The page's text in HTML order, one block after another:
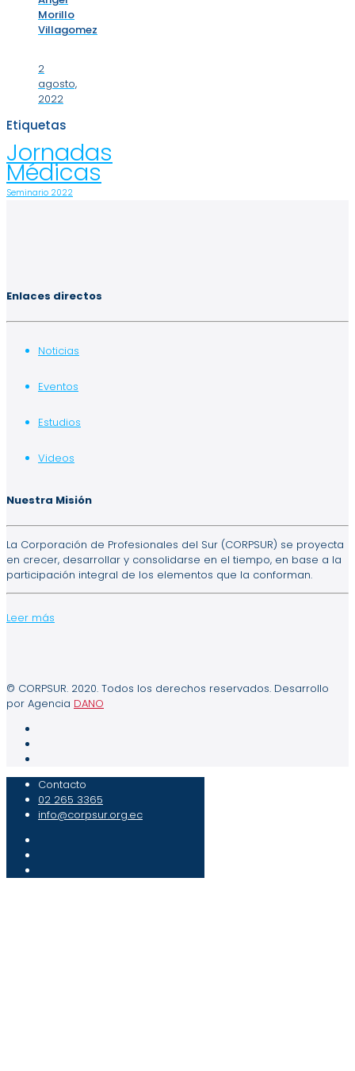
Morillo
Villagomez
2
agosto,
2022
Etiquetas
Jornadas
Médicas
Seminario 2022
Enlaces directos
Noticias
Eventos
Estudios
Videos
Nuestra Misión
La Corporación de Profesionales del Sur (CORPSUR) se proyecta
en crecer, desarrollar y consolidarse en el tiempo, en base a la
participación integral de los elementos que la conforman.
Leer más
© CORPSUR. 2020. Todos los derechos reservados. Desarrollo
por Agencia DANO
Contacto
02 265 3365
info@corpsur.org.ec